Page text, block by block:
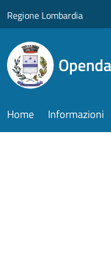
Regione Lombardia
Home Informazioni